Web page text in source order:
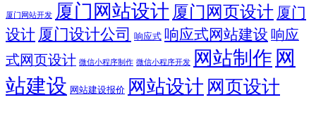
厦门网站开发 厦门网站设计 厦门网页设计 厦门
设计 厦门设计公司 响应式 响应式网站建设 响应
式网页设计 微信小程序制作 微信小程序开发 网站制作 网
站建设 网站建设报价 网站设计 网页设计